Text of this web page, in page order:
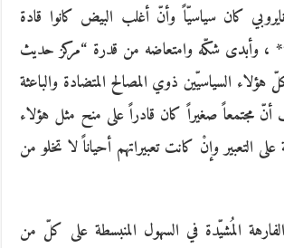
كان سياسيّاً وأنّ أغلب البيض كانوا قادة
، وأبدى شكّه وامتعاضه من قدرة “مركز حديث
هؤلاء السياسيّين ذوي المصالح المتضادة والباعثة
أنّ مجتمعاً صغيراً كان قادراً على منح مثل هؤلاء
التعبير وإنْ كانت تعبيراتهم أحياناً لا تخلو من
المُشيّدة في السهول المنبسطة على كلّ من